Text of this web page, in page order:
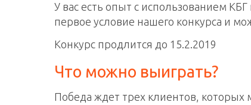
У вас есть опыт с использованием
первое условие нашего конкурса и
Конкурс продлится до 15.2.2019
Что можно выиграть?
Победа ждет трех клиентов,